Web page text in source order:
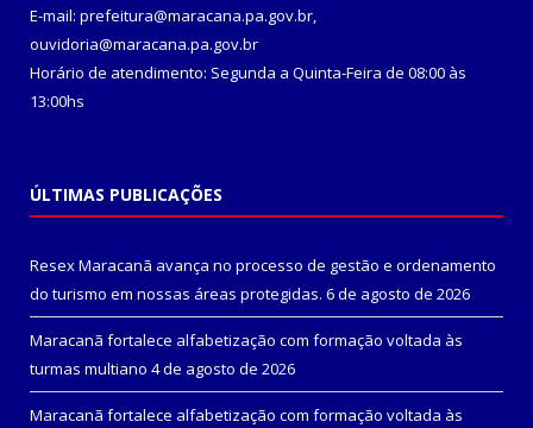
E-mail: prefeitura@maracana.pa.gov.br,
ouvidoria@maracana.pa.gov.br
Horário de atendimento: Segunda a Quinta-Feira de 08:00 às
13:00hs
ÚLTIMAS PUBLICAÇÕES
Resex Maracanã avança no processo de gestão e ordenamento
do turismo em nossas áreas protegidas. 6 de agosto de 2026
Maracanã fortalece alfabetização com formação voltada às
turmas multiano 4 de agosto de 2026
Maracanã fortalece alfabetização com formação voltada às